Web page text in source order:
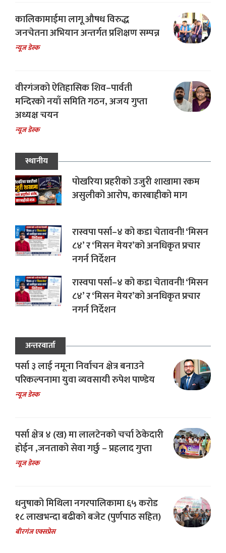
कालिकामाईमा लागू औषध विरुद्ध
जनचेतना अभियान अन्तर्गत प्रशिक्षण सम्पन्न
न्यूज डेस्क
वीरगंजको ऐतिहासिक शिव–पार्वती
मन्दिरको नयाँ समिति गठन, अजय गुप्ता
अध्यक्ष चयन
न्यूज डेस्क
स्थानीय
पोखरिया प्रहरीको उजुरी शाखामा रकम
असुलीको आरोप, कारबाहीको माग
रास्वपा पर्सा–४ को कडा चेतावनी! ‘मिसन
८४’ र ‘मिसन मेयर’को अनधिकृत प्रचार
नगर्न निर्देशन
रास्वपा पर्सा–४ को कडा चेतावनी! ‘मिसन
८४’ र ‘मिसन मेयर’को अनधिकृत प्रचार
नगर्न निर्देशन
अन्तरवार्ता
पर्सा ३ लाई नमूना निर्वाचन क्षेत्र बनाउने
परिकल्पनामा युवा व्यवसायी रुपेश पाण्डेय
न्यूज डेस्क
पर्सा क्षेत्र ४ (ख) मा लालटेनको चर्चा ठेकेदारी
होईन ,जनताको सेवा गर्छु – प्रहलाद गुप्ता
न्यूज डेस्क
धनुषाको मिथिला नगरपालिकामा ६५ करोड
१८ लाखभन्दा बढीको बजेट (पुर्णपाठ सहित)
बीरगंज एक्सप्रेस